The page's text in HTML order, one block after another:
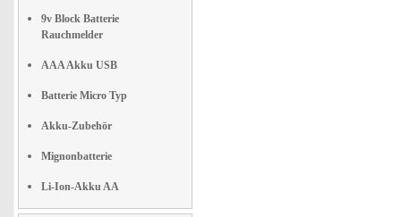
9v Block Batterie
Rauchmelder
AAA Akku USB
Batterie Micro Typ
Akku-Zubehör
Mignonbatterie
Li-Ion-Akku AA